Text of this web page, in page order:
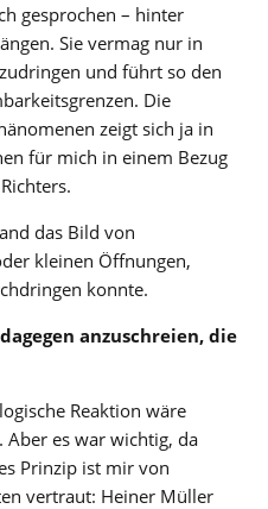
gesprochen – hinter
Sie vermag nur in
und führt so den
Die
zeigt sich ja in
für mich in einem Bezug
das Bild von
kleinen Öffnungen,
konnte.
anzuschreien, die
Reaktion wäre
Aber es war wichtig, da
Prinzip ist mir von
vertraut: Heiner Müller